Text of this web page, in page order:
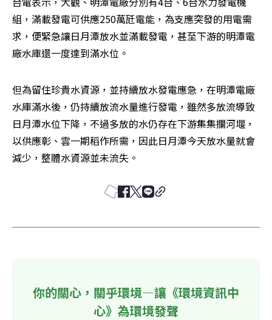
組，滿載發電可供應250萬瓩電能，為支應突發的用電需
求，便緊急讓日月潭放水並滿載發電，甚至下游的明潭電
廠水庫還一度達到滿水位。
但為留住珍貴水資源，並持續放水發電應急，在明潭電廠
水庫滿水後，仍持續放流水量進行發電，雖然多放流導致
日月潭水位下降，不過多放的水仍存在下游集集攔河堰，
以供應彰、雲一期稻作所需，因此日月潭今天放水量就會
減少，整體水資源並未流失。
你的關心，關乎環境—讓《環境資訊中
心》為環境發聲